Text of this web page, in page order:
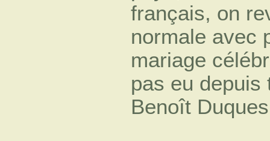
français, on
normale avec
mariage
pas eu depuis
Benoît